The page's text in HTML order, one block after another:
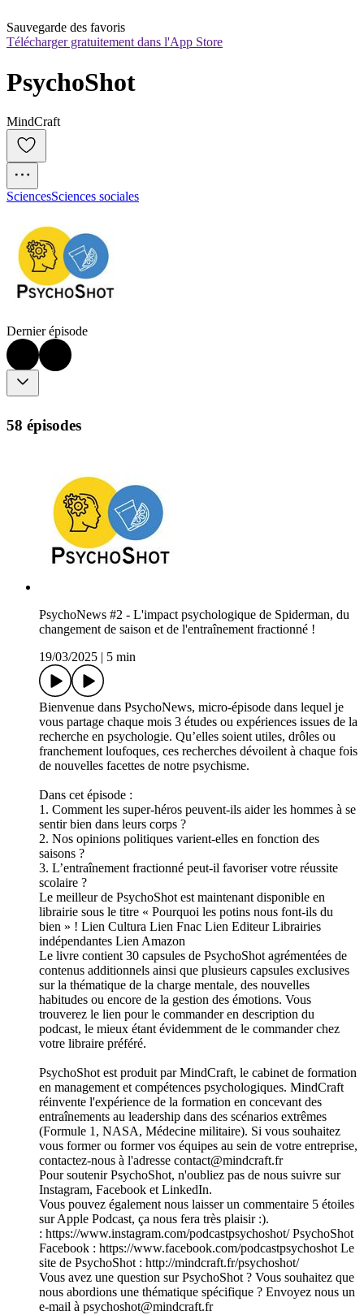
Sauvegarde des favoris
Télécharger gratuitement dans l'App Store
PsychoShot
MindCraft
SciencesSciences sociales
Dernier épisode
58 épisodes
PsychoNews #2 - L'impact psychologique de Spiderman, du
changement de saison et de l'entraînement fractionné !
19/03/2025
5 min
Bienvenue dans PsychoNews, micro-épisode dans lequel je
vous partage chaque mois 3 études ou expériences issues de la
recherche en psychologie. Qu’elles soient utiles, drôles ou
franchement loufoques, ces recherches dévoilent à chaque fois
de nouvelles facettes de notre psychisme.
Dans cet épisode :
1. Comment les super-héros peuvent-ils aider les hommes à se
sentir bien dans leurs corps ?
2. Nos opinions politiques varient-elles en fonction des
saisons ?
3. L’entraînement fractionné peut-il favoriser votre réussite
scolaire ?
Le meilleur de PsychoShot est maintenant disponible en
librairie sous le titre « Pourquoi les potins nous font-ils du
bien » ! ⁠Lien Cultura ⁠⁠Lien Fnac⁠ ⁠Lien Editeur⁠ ⁠Librairies
indépendantes⁠ ⁠Lien Amazon⁠
Le livre contient 30 capsules de PsychoShot agrémentées de
contenus additionnels ainsi que plusieurs capsules exclusives
sur la thématique de la charge mentale, des nouvelles
habitudes ou encore de la gestion des émotions. Vous
trouverez le lien pour le commander en description du
podcast, le mieux étant évidemment de le commander chez
votre libraire préféré.
PsychoShot est produit par MindCraft, le cabinet de formation
en management et compétences psychologiques. MindCraft
réinvente l'expérience de la formation en concevant des
entraînements au leadership dans des scénarios extrêmes
(Formule 1, NASA, Médecine militaire). Si vous souhaitez
vous former ou former vos équipes au sein de votre entreprise,
contactez-nous à l'adresse ⁠contact@mindcraft.fr⁠
Pour soutenir PsychoShot, n'oubliez pas de nous suivre sur
Instagram, Facebook et LinkedIn.
Vous pouvez également nous laisser un commentaire 5 étoiles
sur Apple Podcast, ça nous fera très plaisir :).
:⁠ https://www.instagram.com/podcastpsychoshot/⁠ PsychoShot
Facebook :⁠ https://www.facebook.com/podcastpsychoshot⁠ Le
site de PsychoShot :⁠ http://mindcraft.fr/psychoshot/⁠
Vous avez une question sur PsychoShot ? Vous souhaitez que
nous abordions une thématique spécifique ? Envoyez nous un
e-mail à ⁠psychoshot@mindcraft.fr⁠